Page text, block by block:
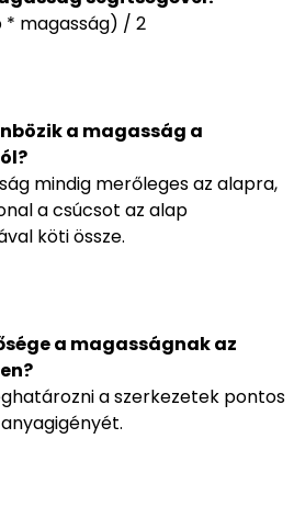
* magasság) / 2
a magasság a
mindig merőleges az alapra,
a csúcsot az alap
köti össze.
a magasságnak az
a szerkezetek pontos